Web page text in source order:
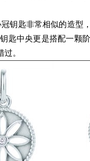
匙非常相似的造型
匙中央更是搭配一颗
。